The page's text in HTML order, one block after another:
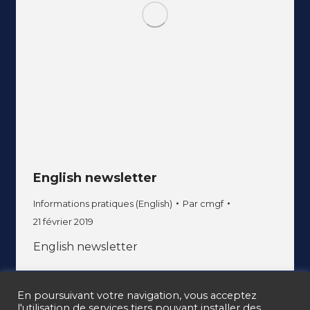
English newsletter
Informations pratiques (English) Par cmgf
21 février 2019
English newsletter
En poursuivant votre navigation, vous acceptez